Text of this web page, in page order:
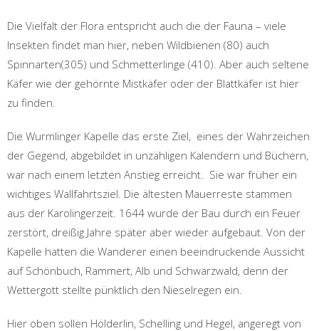
Die Vielfalt der Flora entspricht auch die der Fauna – viele
Insekten findet man hier, neben Wildbienen (80) auch
Spinnarten(305) und Schmetterlinge (410). Aber auch seltene
Käfer wie der gehörnte Mistkäfer oder der Blattkäfer ist hier
zu finden.
Die Wurmlinger Kapelle das erste Ziel, eines der Wahrzeichen
der Gegend, abgebildet in unzähligen Kalendern und Büchern,
war nach einem letzten Anstieg erreicht. Sie war früher ein
wichtiges Wallfahrtsziel. Die ältesten Mauerreste stammen
aus der Karolingerzeit. 1644 wurde der Bau durch ein Feuer
zerstört, dreißig Jahre später aber wieder aufgebaut. Von der
Kapelle hatten die Wanderer einen beeindruckende Aussicht
auf Schönbuch, Rammert, Alb und Schwarzwald, denn der
Wettergott stellte pünktlich den Nieselregen ein.
Hier oben sollen Hölderlin, Schelling und Hegel, angeregt von